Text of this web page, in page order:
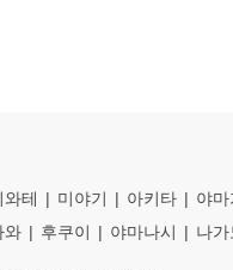
와테 미야기 아키타 야
와 후쿠이 야마나시 나가